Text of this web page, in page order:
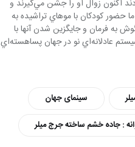
مي‌يابند. كارگران و مادراني كه تحت فرماندهي و خودكامگي جو جاودان بودند اكنون زوال او را جشن مي‌گيرند و
را در جاري شدن سيل خروشان ثروت آب مي‌بينيم. اما حضور كودكان با موهاي تراشيده به
به فرمان و جايگزين شدن آنها با
نسلي نونهال كه با مرگ جو تازه مي‌آيند تا در آينده سرباز تحت فرماندهي سيستم عادلانه‌اي نو در جهان پساهسته‌اي
سینمای جهان
: جاده خشم ساخته جرج میلر